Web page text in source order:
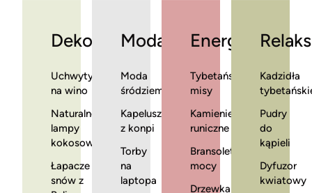
Dekoracje
Uchwyty
na wino
Naturalne
lampy
kokosowe
Łapacze
snów z
Moda
Moda
śródziemnomorska
Kapelusze
z konpi
Torby
na
laptopa
Energia
Tybetańskie
misy
Kamienie
runiczne
Bransoletki
mocy
Drzewka
Relaks
Kadzidła
Pudry
do
kąpieli
Dyfuzor
kwiatowy